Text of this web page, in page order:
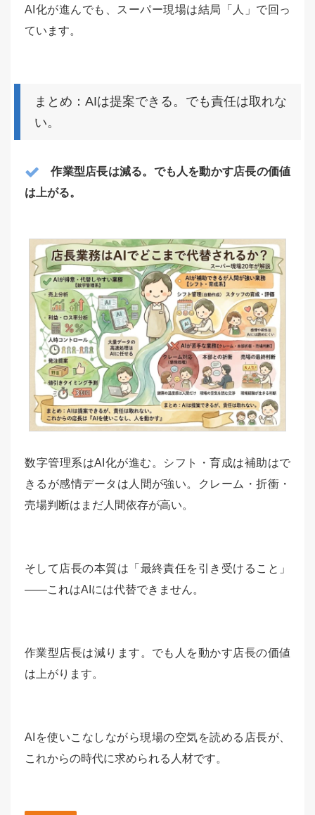
AI化が進んでも、スーパー現場は結局「人」で回っ
ています。
まとめ：AIは提案できる。でも責任は取れな
い。
作業型店長は減る。でも人を動かす店長の価値
は上がる。
数字管理系はAI化が進む。シフト・育成は補助はで
きるが感情データは人間が強い。クレーム・折衝・
売場判断はまだ人間依存が高い。
そして店長の本質は「最終責任を引き受けること」
——これはAIには代替できません。
作業型店長は減ります。でも人を動かす店長の価値
は上がります。
AIを使いこなしながら現場の空気を読める店長が、
これからの時代に求められる人材です。